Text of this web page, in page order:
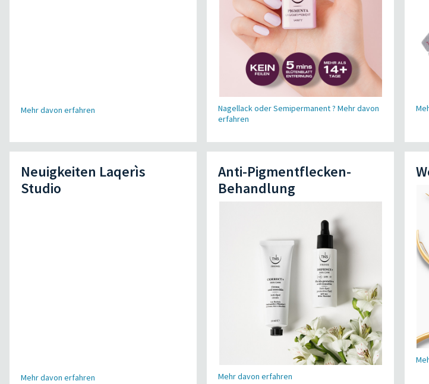
Mehr davon erfahren
Nagellack oder Semipermanent ? Mehr davon
erfahren
Neuigkeiten Laqerìs
Studio
Mehr davon erfahren
Anti-Pigmentflecken-
Behandlung
Mehr davon erfahren